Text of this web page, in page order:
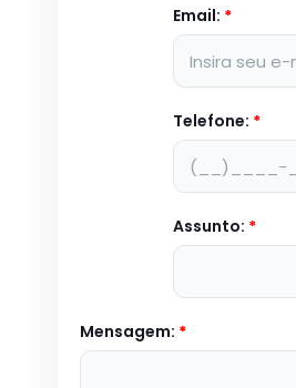
Email: *
Telefone: *
Assunto: *
Mensagem: *